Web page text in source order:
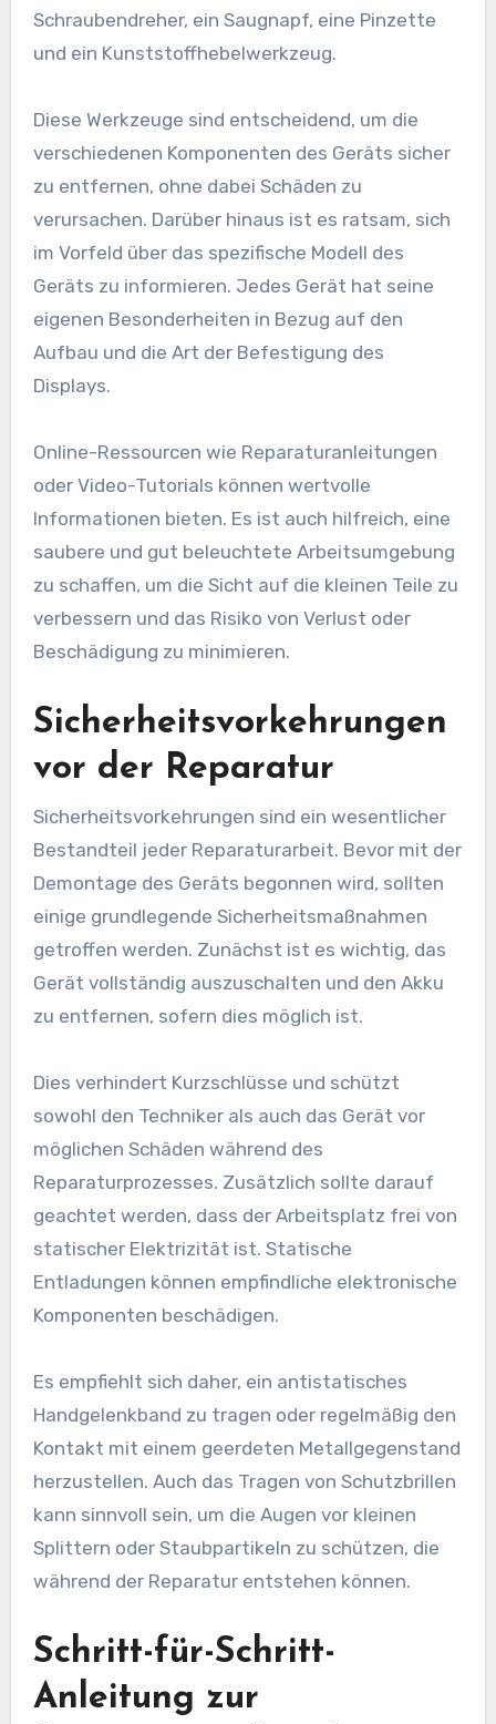
Schraubendreher, ein Saugnapf, eine Pinzette
und ein Kunststoffhebelwerkzeug.
Diese Werkzeuge sind entscheidend, um die
verschiedenen Komponenten des Geräts sicher
zu entfernen, ohne dabei Schäden zu
verursachen. Darüber hinaus ist es ratsam, sich
im Vorfeld über das spezifische Modell des
Geräts zu informieren. Jedes Gerät hat seine
eigenen Besonderheiten in Bezug auf den
Aufbau und die Art der Befestigung des
Displays.
Online-Ressourcen wie Reparaturanleitungen
oder Video-Tutorials können wertvolle
Informationen bieten. Es ist auch hilfreich, eine
saubere und gut beleuchtete Arbeitsumgebung
zu schaffen, um die Sicht auf die kleinen Teile zu
verbessern und das Risiko von Verlust oder
Beschädigung zu minimieren.
Sicherheitsvorkehrungen
vor der Reparatur
Sicherheitsvorkehrungen sind ein wesentlicher
Bestandteil jeder Reparaturarbeit. Bevor mit der
Demontage des Geräts begonnen wird, sollten
einige grundlegende Sicherheitsmaßnahmen
getroffen werden. Zunächst ist es wichtig, das
Gerät vollständig auszuschalten und den Akku
zu entfernen, sofern dies möglich ist.
Dies verhindert Kurzschlüsse und schützt
sowohl den Techniker als auch das Gerät vor
möglichen Schäden während des
Reparaturprozesses. Zusätzlich sollte darauf
geachtet werden, dass der Arbeitsplatz frei von
statischer Elektrizität ist. Statische
Entladungen können empfindliche elektronische
Komponenten beschädigen.
Es empfiehlt sich daher, ein antistatisches
Handgelenkband zu tragen oder regelmäßig den
Kontakt mit einem geerdeten Metallgegenstand
herzustellen. Auch das Tragen von Schutzbrillen
kann sinnvoll sein, um die Augen vor kleinen
Splittern oder Staubpartikeln zu schützen, die
während der Reparatur entstehen können.
Schritt-für-Schritt-
Anleitung zur